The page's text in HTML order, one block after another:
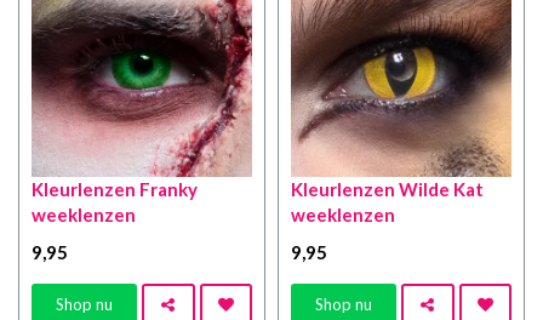
Kleurlenzen Franky
weeklenzen
9,95
Shop nu
Kleurlenzen Wilde Kat
weeklenzen
9,95
Shop nu